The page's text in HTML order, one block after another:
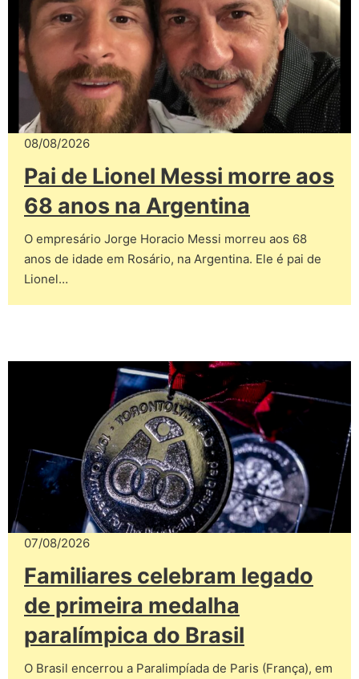
08/08/2026
Pai de Lionel Messi morre aos
68 anos na Argentina
O empresário Jorge Horacio Messi morreu aos 68
anos de idade em Rosário, na Argentina. Ele é pai de
Lionel…
07/08/2026
Familiares celebram legado
de primeira medalha
paralímpica do Brasil
O Brasil encerrou a Paralimpíada de Paris (França), em